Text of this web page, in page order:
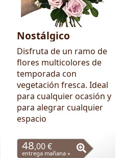
Nostálgico
Disfruta de un ramo de
flores multicolores de
temporada con
vegetación fresca. Ideal
para cualquier ocasión y
para alegrar cualquier
espacio
48,00 €
entrega mañana »